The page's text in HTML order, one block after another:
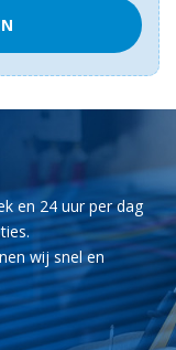
en 24 uur per dag
wij snel en